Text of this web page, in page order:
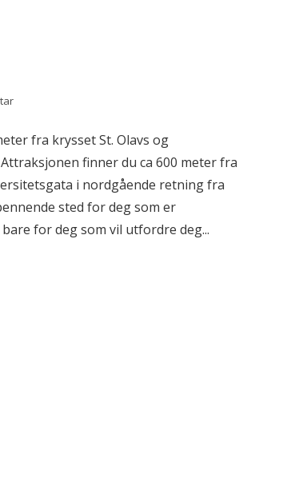
fra krysset St. Olavs og
finner du ca 600 meter fra
i nordgående retning fra
sted for deg som er
for deg som vil utfordre deg...